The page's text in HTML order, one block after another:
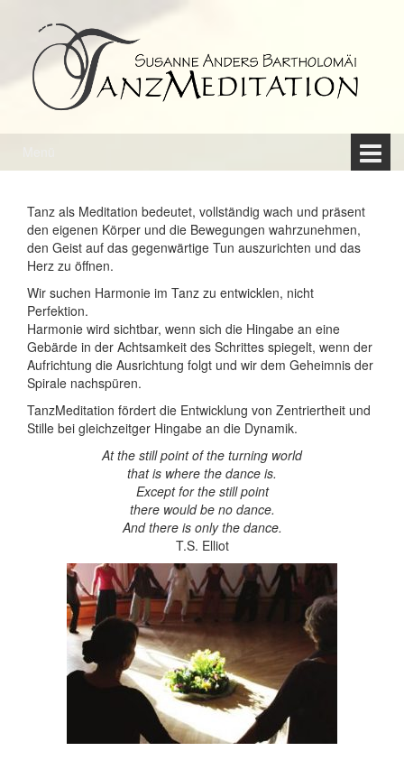
Hauptmenü
springen
Tanz als Meditation bedeutet, vollständig wach und präsent
den eigenen Körper und die Bewegungen wahrzunehmen,
den Geist auf das gegenwärtige Tun auszurichten und das
Herz zu öffnen.
Wir suchen Harmonie im Tanz zu entwicklen, nicht
Perfektion.
Harmonie wird sichtbar, wenn sich die Hingabe an eine
Gebärde in der Achtsamkeit des Schrittes spiegelt, wenn der
Aufrichtung die Ausrichtung folgt und wir dem Geheimnis der
Spirale nachspüren.
TanzMeditation fördert die Entwicklung von Zentriertheit und
Stille bei gleichzeitger Hingabe an die Dynamik.
At the still point of the turning world
that is where the dance is.
Except for the still point
there would be no dance.
And there is only the dance.
T.S. Elliot